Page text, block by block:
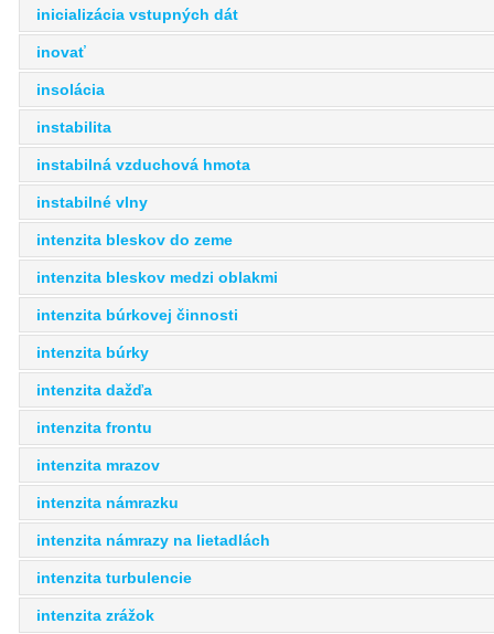
inicializácia vstupných dát
inovať
insolácia
instabilita
instabilná vzduchová hmota
instabilné vlny
intenzita bleskov do zeme
intenzita bleskov medzi oblakmi
intenzita búrkovej činnosti
intenzita búrky
intenzita dažďa
intenzita frontu
intenzita mrazov
intenzita námrazku
intenzita námrazy na lietadlách
intenzita turbulencie
intenzita zrážok